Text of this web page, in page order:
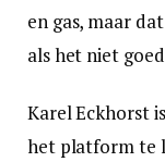
en gas, maar
als het niet
Karel Eckhorst
het platform te